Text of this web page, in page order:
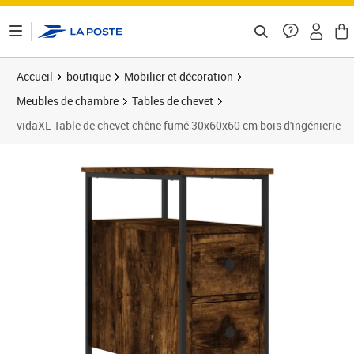
Accueil boutique
Mobilier et décoration
Meubles de chambre
Tables de chevet
vidaXL Table de chevet chêne fumé 30x60x60 cm bois d'ingénierie